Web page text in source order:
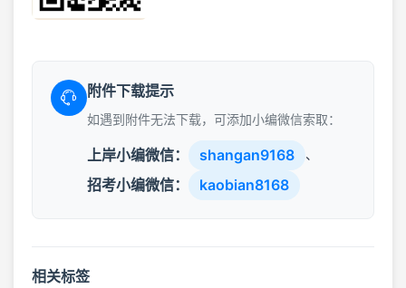
附件下载提示
如遇到附件无法下载，可添加小编微信索取：
上岸小编微信： shangan9168 、
招考小编微信： kaobian8168
相关标签